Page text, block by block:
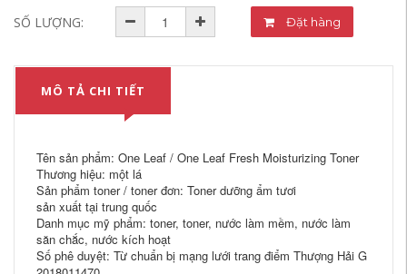
SỐ LƯỢNG: Đặt hàng
MÔ TẢ CHI TIẾT
Tên sản phẩm: One Leaf / One Leaf Fresh Moisturizing Toner
Thương hiệu: một lá
Sản phẩm toner / toner đơn: Toner dưỡng ẩm tươi
sản xuất tại trung quốc
Danh mục mỹ phẩm: toner, toner, nước làm mềm, nước làm
săn chắc, nước kích hoạt
Số phê duyệt: Từ chuẩn bị mạng lưới trang điểm Thượng Hải G